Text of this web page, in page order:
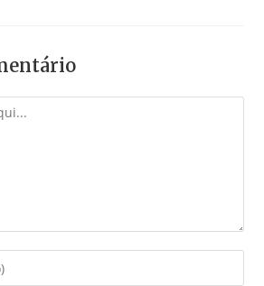
er e
st n A